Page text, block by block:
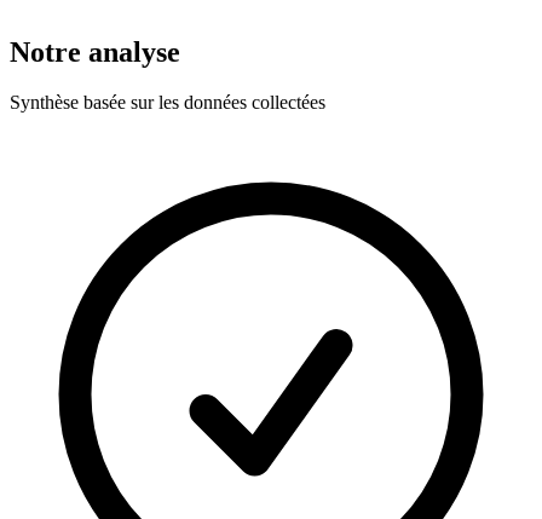
Notre analyse
Synthèse basée sur les données collectées